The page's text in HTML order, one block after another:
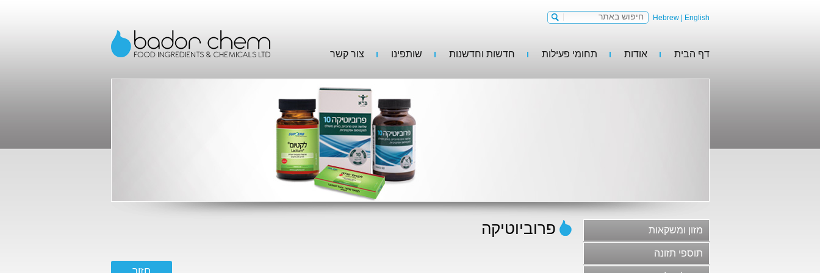
Hebrew| English
דף הבית אודות תחומי פעילות חדשות וחדשנות שותפינו צור קשר
מזון ומשקאות
משקאות וסירופים
גלידות, קינוחים וקונדיטוריה
תוספי תזונה
פרוביוטיקה